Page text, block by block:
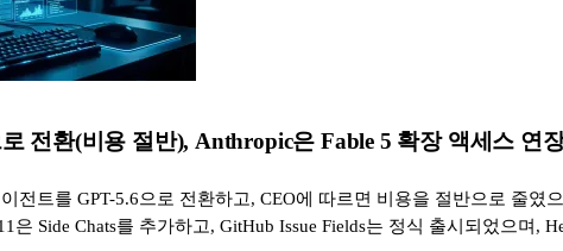
전환(비용 절반), Anthropic은 Fable 5 확장 액세스 연
전트를 GPT-5.6으로 전환하고, CEO에 따르면 비용을 절반으로 줄였
은 Side Chats를 추가하고, GitHub Issue Fields는 정식 출시되었으며,